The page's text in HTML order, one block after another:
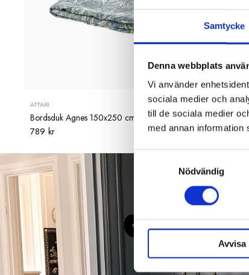
Samtycke
Denna webbplats
Vi använder
sociala medier och
till de sociala medier
med annan information
Samtyckesval
Nödvändig
Avvisa
AFFARI
Bordsduk Agnes 150x250 cm
789 kr 1 795